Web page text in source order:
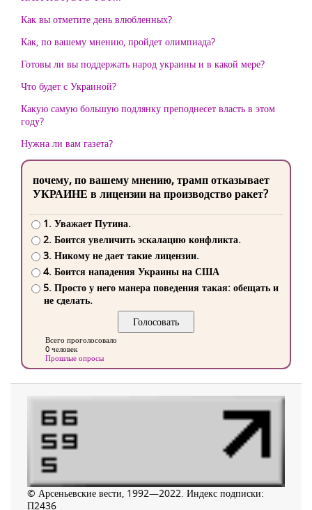
Как вы отметите день влюбленных?
Как, по вашему мнению, пройдет олимпиада?
Готовы ли вы поддержать народ украины и в какой мере?
Что будет с Украиной?
Какую самую большую подлянку преподнесет власть в этом
году?
Нужна ли вам газета?
почему, по вашему мнению, трамп отказывает
УКРАИНЕ в лицензии на производство ракет?
1. Уважает Путина.
2. Боится увеличить эскалацию конфликта.
3. Никому не дает такие лицензии.
4. Боится нападения Украины на США
5. Просто у него манера поведения такая: обещать и
не сделать.
Всего проголосовало
0 человек
Прошлые опросы
© Арсеньевские вести, 1992—2022. Индекс подписки:
П2436